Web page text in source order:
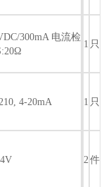
300mA 电流检
1 只
4-20mA 1 只
2 件